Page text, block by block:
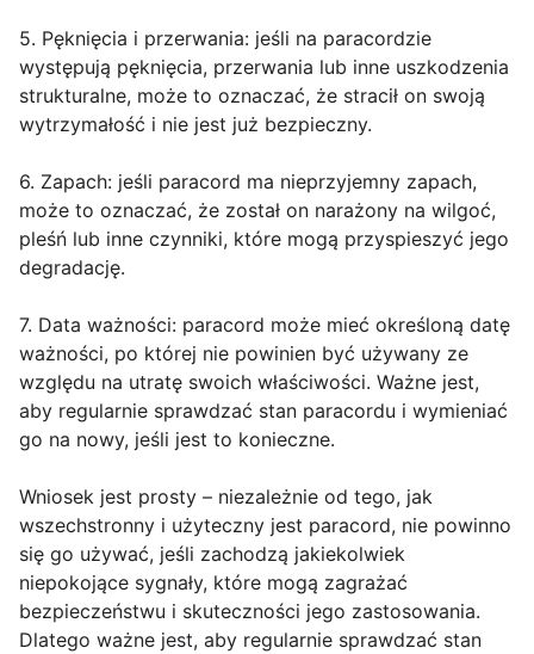
5. Pęknięcia i przerwania: jeśli na paracordzie
występują pęknięcia, przerwania lub inne uszkodzenia
strukturalne, może to oznaczać, że stracił on swoją
wytrzymałość i nie jest już bezpieczny.
6. Zapach: jeśli paracord ma nieprzyjemny zapach,
może to oznaczać, że został on narażony na wilgoć,
pleśń lub inne czynniki, które mogą przyspieszyć jego
degradację.
7. Data ważności: paracord może mieć określoną datę
ważności, po której nie powinien być używany ze
względu na utratę swoich właściwości. Ważne jest,
aby regularnie sprawdzać stan paracordu i wymieniać
go na nowy, jeśli jest to konieczne.
Wniosek jest prosty – niezależnie od tego, jak
wszechstronny i użyteczny jest paracord, nie powinno
się go używać, jeśli zachodzą jakiekolwiek
niepokojące sygnały, które mogą zagrażać
bezpieczeństwu i skuteczności jego zastosowania.
Dlatego ważne jest, aby regularnie sprawdzać stan